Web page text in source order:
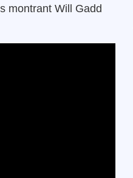
montrant Will Gadd